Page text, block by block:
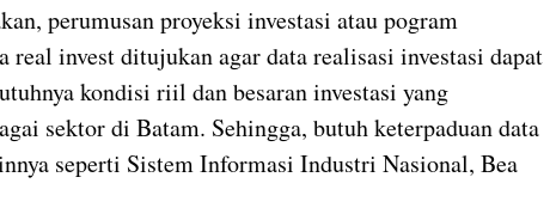
perumusan proyeksi investasi atau pogram
real invest ditujukan agar data realisasi investasi dapat
kondisi riil dan besaran investasi yang
sektor di Batam. Sehingga, butuh keterpaduan data
seperti Sistem Informasi Industri Nasional, Bea